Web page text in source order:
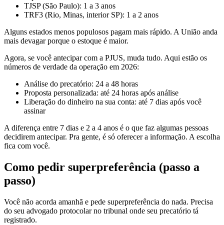
TJSP (São Paulo): 1 a 3 anos
TRF3 (Rio, Minas, interior SP): 1 a 2 anos
Alguns estados menos populosos pagam mais rápido. A União anda
mais devagar porque o estoque é maior.
Agora, se você antecipar com a PJUS, muda tudo. Aqui estão os
números de verdade da operação em 2026:
Análise do precatório: 24 a 48 horas
Proposta personalizada: até 24 horas após análise
Liberação do dinheiro na sua conta: até 7 dias após você
assinar
A diferença entre 7 dias e 2 a 4 anos é o que faz algumas pessoas
decidirem antecipar. Pra gente, é só oferecer a informação. A escolha
fica com você.
Como pedir superpreferência (passo a
passo)
Você não acorda amanhã e pede superpreferência do nada. Precisa
do seu advogado protocolar no tribunal onde seu precatório tá
registrado.